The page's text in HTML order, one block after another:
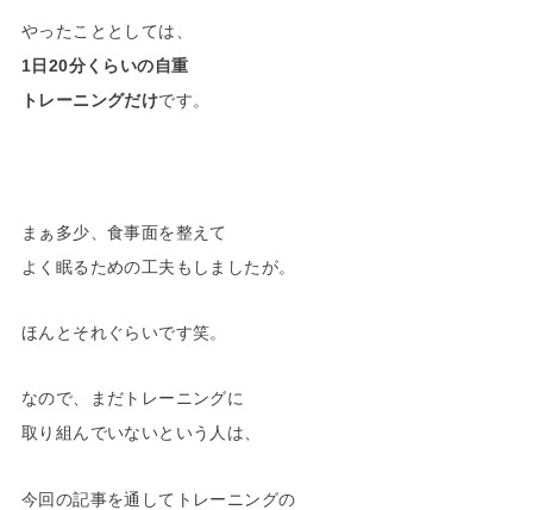
やったこととしては、
1日20分くらいの自重
トレーニングだけです。
まぁ多少、食事面を整えて
よく眠るための工夫もしましたが。
ほんとそれぐらいです笑。
なので、まだトレーニングに
取り組んでいないという人は、
今回の記事を通してトレーニングの